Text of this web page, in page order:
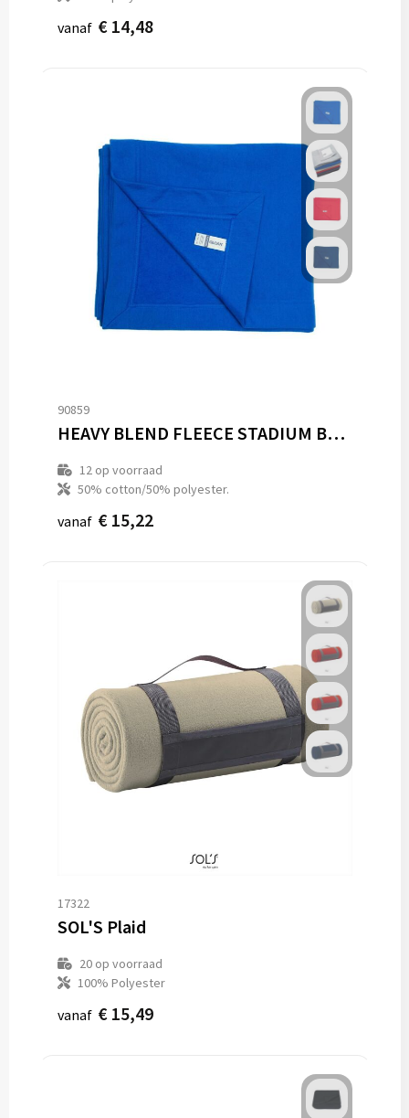
vanaf € 14,48
90859
HEAVY BLEND FLEECE STADIUM BLANKET
12op voorraad
50% cotton/50% polyester.
vanaf € 15,22
17322
SOL'S Plaid
20op voorraad
100% Polyester
vanaf € 15,49